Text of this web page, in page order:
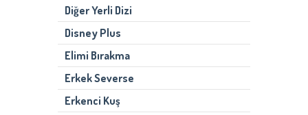
Diğer Yerli Dizi
Disney Plus
Elimi Bırakma
Erkek Severse
Erkenci Kuş